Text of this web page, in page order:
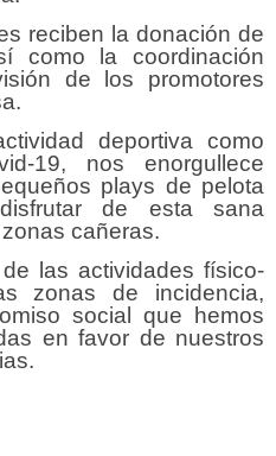
reciben la donación de
como la coordinación
de los promotores
deportiva como
19, nos enorgullece
plays de pelota
de esta sana
cañeras.
las actividades físico-
zonas de incidencia,
social que hemos
en favor de nuestros